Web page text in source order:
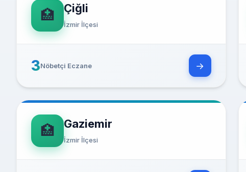
🏥 Çiğli
İzmir İlçesi
3Nöbetçi Eczane →
🏥 Gaziemir
İzmir İlçesi